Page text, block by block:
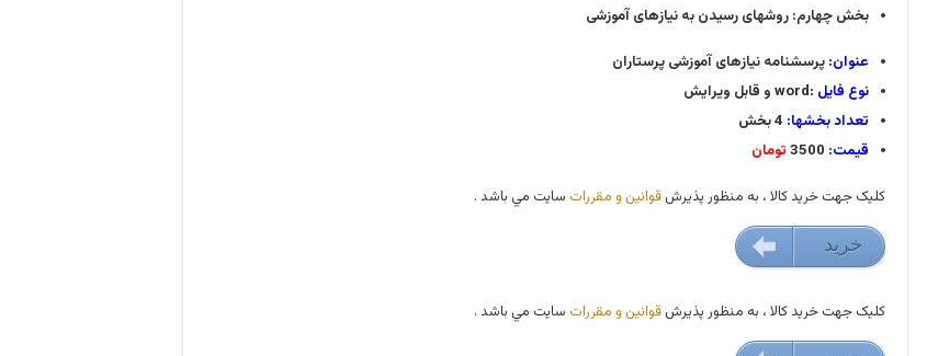
بخش چهارم: روشهای رسیدن به نیازهای آموزشی
عنوان:پرسشنامه نیازهای آموزشی پرستاران
نوع فایل :word و قابل ویرایش
تعداد بخشها:
قیمت:
تومان
کليک جهت خريد کالا ، به منظور پذيرش قوانين و مقررات سايت مي باشد .
35000 تومان خريد
کليک جهت خريد کالا ، به منظور پذيرش قوانين و مقررات سايت مي باشد .